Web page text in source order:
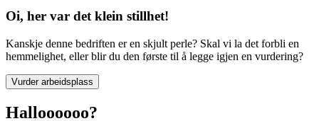
Oi, her var det klein stillhet!
Kanskje denne bedriften er en skjult perle? Skal vi la det forbli en
hemmelighet, eller blir du den første til å legge igjen en vurdering?
Vurder arbeidsplass
Halloooooo?